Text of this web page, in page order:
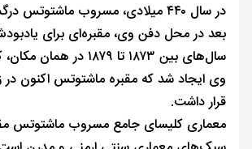
در سال ۴۴۰ میلادی، مسروب
بعد در محل دفن وی، مقبره‌ای برای
سال‌های بین ۱۸۷۳ تا ۱۸۷۹
وی ایجاد شد که مقبره ماشتوتس اکنون در
قرار داشت.
معماری کلیسای جامع مسروب ماشتوتس